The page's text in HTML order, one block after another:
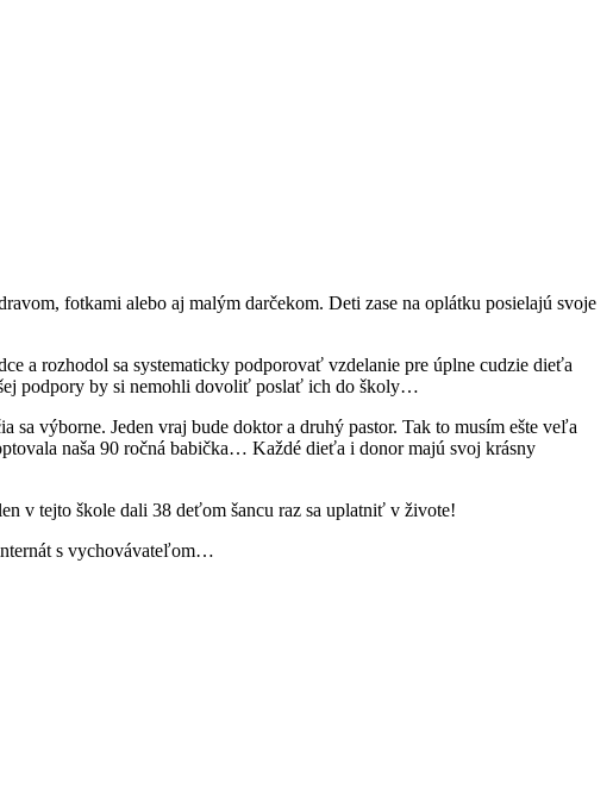
fotkami alebo aj malým darčekom. Deti zase na oplátku posielajú svoje
a rozhodol sa systematicky podporovať vzdelanie pre úplne cudzie dieťa
podpory by si nemohli dovoliť poslať ich do školy…
výborne. Jeden vraj bude doktor a druhý pastor. Tak to musím ešte veľa
naša 90 ročná babička… Každé dieťa i donor majú svoj krásny
v tejto škole dali 38 deťom šancu raz sa uplatniť v živote!
s vychovávateľom…